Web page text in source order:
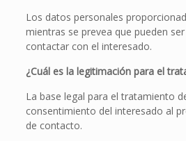
Los datos personales
mientras se prevea que pueden
contactar con el interesado.
¿Cuál es la legitimación para el
La base legal para el tratamiento
consentimiento del interesado al
de contacto.